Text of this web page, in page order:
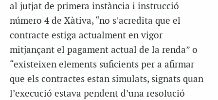
al jutjat de primera instància i instrucció
número 4 de Xàtiva, “no s’acredita que el
contracte estiga actualment en vigor
mitjançant el pagament actual de la renda” o
“existeixen elements suficients per a afirmar
que els contractes estan simulats, signats quan
l’execució estava pendent d’una resolució